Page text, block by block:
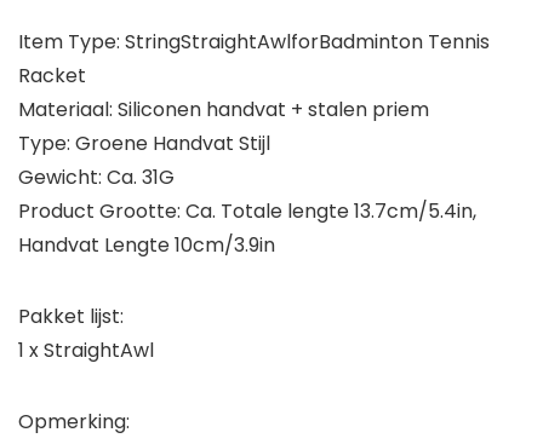
Item Type: StringStraightAwlforBadminton Tennis
Racket
Materiaal: Siliconen handvat + stalen priem
Type: Groene Handvat Stijl
Gewicht: Ca. 31G
Product Grootte: Ca. Totale lengte 13.7cm/5.4in,
Handvat Lengte 10cm/3.9in
Pakket lijst:
1 x StraightAwl
Opmerking: